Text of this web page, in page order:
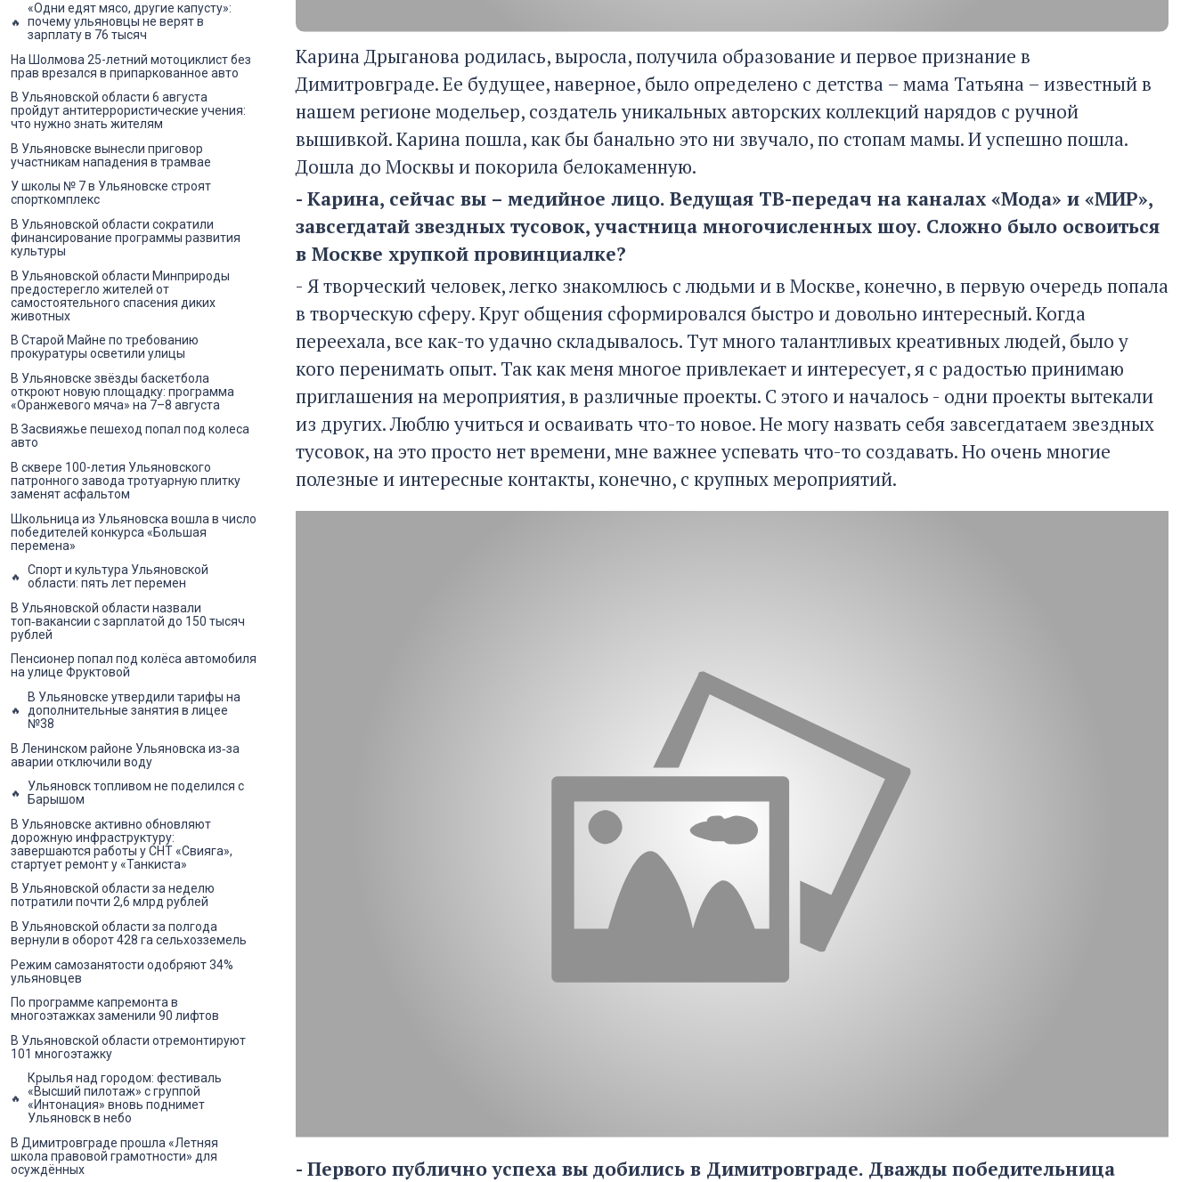
Карина Дрыганова родилась, выросла, получила образование и первое признание в
Димитровграде. Ее будущее, наверное, было определено с детства – мама Татьяна – известный в
нашем регионе модельер, создатель уникальных авторских коллекций нарядов с ручной
вышивкой. Карина пошла, как бы банально это ни звучало, по стопам мамы. И успешно пошла.
Дошла до Москвы и покорила белокаменную.
- Карина, сейчас вы – медийное лицо. Ведущая ТВ-передач на каналах «Мода» и «МИР»,
завсегдатай звездных тусовок, участница многочисленных шоу. Сложно было освоиться
в Москве хрупкой провинциалке?
- Я творческий человек, легко знакомлюсь с людьми и в Москве, конечно, в первую очередь попала
в творческую сферу. Круг общения сформировался быстро и довольно интересный. Когда
переехала, все как-то удачно складывалось. Тут много талантливых креативных людей, было у
кого перенимать опыт. Так как меня многое привлекает и интересует, я с радостью принимаю
приглашения на мероприятия, в различные проекты. С этого и началось - одни проекты вытекали
из других. Люблю учиться и осваивать что-то новое. Не могу назвать себя завсегдатаем звездных
тусовок, на это просто нет времени, мне важнее успевать что-то создавать. Но очень многие
полезные и интересные контакты, конечно, с крупных мероприятий.
- Первого публично успеха вы добились в Димитровграде. Дважды победительница
«Одни едят мясо, другие капусту»:
почему ульяновцы не верят в
зарплату в 76 тысяч
На Шолмова 25-летний мотоциклист без
прав врезался в припаркованное авто
В Ульяновской области 6 августа
пройдут антитеррористические учения:
что нужно знать жителям
В Ульяновске вынесли приговор
участникам нападения в трамвае
У школы № 7 в Ульяновске строят
спорткомплекс
В Ульяновской области сократили
финансирование программы развития
культуры
В Ульяновской области Минприроды
предостерегло жителей от
самостоятельного спасения диких
животных
В Старой Майне по требованию
прокуратуры осветили улицы
В Ульяновске звёзды баскетбола
откроют новую площадку: программа
«Оранжевого мяча» на 7–8 августа
В Засвияжье пешеход попал под колеса
авто
В сквере 100-летия Ульяновского
патронного завода тротуарную плитку
заменят асфальтом
Школьница из Ульяновска вошла в число
победителей конкурса «Большая
перемена»
Спорт и культура Ульяновской
области: пять лет перемен
В Ульяновской области назвали
топ‑вакансии с зарплатой до 150 тысяч
рублей
Пенсионер попал под колёса автомобиля
на улице Фруктовой
В Ульяновске утвердили тарифы на
дополнительные занятия в лицее
№38
В Ленинском районе Ульяновска из‑за
аварии отключили воду
Ульяновск топливом не поделился с
Барышом
В Ульяновске активно обновляют
дорожную инфраструктуру:
завершаются работы у СНТ «Свияга»,
стартует ремонт у «Танкиста»
В Ульяновской области за неделю
потратили почти 2,6 млрд рублей
В Ульяновской области за полгода
вернули в оборот 428 га сельхозземель
Режим самозанятости одобряют 34%
ульяновцев
По программе капремонта в
многоэтажках заменили 90 лифтов
В Ульяновской области отремонтируют
101 многоэтажку
Крылья над городом: фестиваль
«Высший пилотаж» с группой
«Интонация» вновь поднимет
Ульяновск в небо
В Димитровграде прошла «Летняя
школа правовой грамотности» для
осуждённых